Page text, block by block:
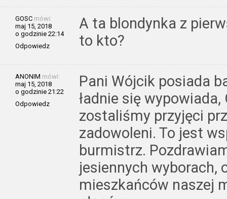
GOSC mówi:
maj 15, 2018
o godzinie 22:14
Odpowiedz
A ta blondynka z
to kto?
ANONIM mówi:
maj 15, 2018
o godzinie 21:22
Odpowiedz
Pani Wójcik posiada
ładnie się
zostaliśmy przyjęci
zadowoleni. To jest
burmistrz.
jesiennych wyborach,
mieszkańców naszej